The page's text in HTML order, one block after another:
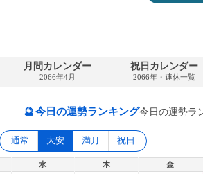
月間カレンダー
2066年4月
祝日カレンダー
2066年・連休一覧
🔮今日の運勢ランキング今日の運勢ラ
通常 大安 満月 祝日
水 木 金